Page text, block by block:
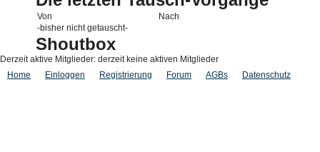
Von
Nach
-bisher nicht getauscht-
Shoutbox
Derzeit aktive Mitglieder: derzeit keine aktiven Mitglieder
Home
Einloggen Registrierung Forum AGBs Datenschutz